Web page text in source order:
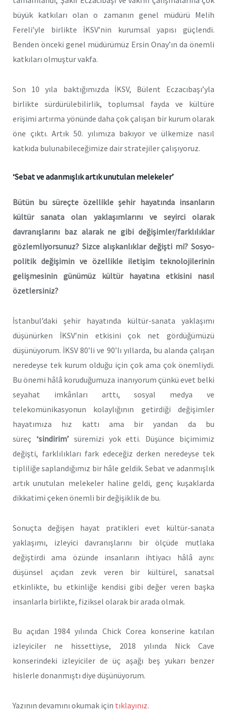
büyük katkıları olan o zamanın genel müdürü Melih
Fereli’yle birlikte İKSV’nin kurumsal yapısı güçlendi.
Benden önceki genel müdürümüz Ersin Onay’ın da önemli
katkıları olmuştur vakfa.
Son 10 yıla baktığımızda İKSV, Bülent Eczacıbaşı’yla
birlikte sürdürülebilirlik, toplumsal fayda ve kültüre
erişimi artırma yönünde daha çok çalışan bir kurum olarak
öne çıktı. Artık 50. yılımıza bakıyor ve ülkemize nasıl
katkıda bulunabileceğimize dair stratejiler çalışıyoruz.
‘Sebat ve adanmışlık artık unutulan melekeler’
Bütün bu süreçte özellikle şehir hayatında insanların
kültür sanata olan yaklaşımlarını ve seyirci olarak
davranışlarını baz alarak ne gibi değişimler/farklılıklar
gözlemliyorsunuz? Sizce alışkanlıklar değişti mi? Sosyo-
politik değişimin ve özellikle iletişim teknolojilerinin
gelişmesinin günümüz kültür hayatına etkisini nasıl
özetlersiniz?
İstanbul’daki şehir hayatında kültür-sanata yaklaşımı
düşünürken İKSV’nin etkisini çok net gördüğümüzü
düşünüyorum. İKSV 80’li ve 90’lı yıllarda, bu alanda çalışan
neredeyse tek kurum olduğu için çok ama çok önemliydi.
Bu önemi hâlâ koruduğumuza inanıyorum çünkü evet belki
seyahat imkânları arttı, sosyal medya ve
telekomünikasyonun kolaylığının getirdiği değişimler
hayatımıza hız kattı ama bir yandan da bu
süreç ‘sindirim’ süremizi yok etti. Düşünce biçimimiz
değişti, farklılıkları fark edeceğiz derken neredeyse tek
tipliliğe saplandığımız bir hâle geldik. Sebat ve adanmışlık
artık unutulan melekeler haline geldi, genç kuşaklarda
dikkatimi çeken önemli bir değişiklik de bu.
Sonuçta değişen hayat pratikleri evet kültür-sanata
yaklaşımı, izleyici davranışlarını bir ölçüde mutlaka
değiştirdi ama özünde insanların ihtiyacı hâlâ aynı:
düşünsel açıdan zevk veren bir kültürel, sanatsal
etkinlikte, bu etkinliğe kendisi gibi değer veren başka
insanlarla birlikte, fiziksel olarak bir arada olmak.
Bu açıdan 1984 yılında Chick Corea konserine katılan
izleyiciler ne hissettiyse, 2018 yılında Nick Cave
konserindeki izleyiciler de üç aşağı beş yukarı benzer
hislerle donanmıştı diye düşünüyorum.
Yazının devamını okumak için tıklayınız.